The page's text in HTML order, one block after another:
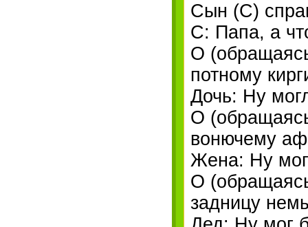
Сын (С)
С: Папа, а
О
потному
Дочь: Ну
О
вонючему
Жена: Ну
О
задницу